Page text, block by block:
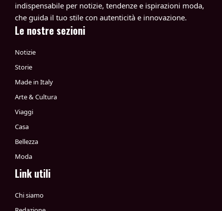
indispensabile per notizie, tendenze e ispirazioni moda,
che guida il tuo stile con autenticità e innovazione.
Le nostre sezioni
Notizie
Storie
Made in Italy
Arte & Cultura
Viaggi
Casa
Bellezza
Moda
Link utili
Chi siamo